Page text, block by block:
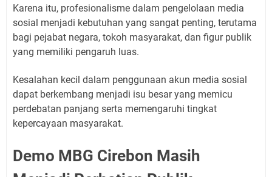
Karena itu, profesionalisme dalam pengelolaan media
sosial menjadi kebutuhan yang sangat penting, terutama
bagi pejabat negara, tokoh masyarakat, dan figur publik
yang memiliki pengaruh luas.
Kesalahan kecil dalam penggunaan akun media sosial
dapat berkembang menjadi isu besar yang memicu
perdebatan panjang serta memengaruhi tingkat
kepercayaan masyarakat.
Demo MBG Cirebon Masih